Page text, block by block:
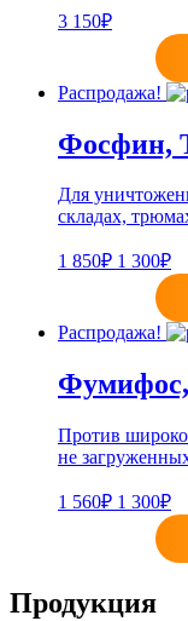
3 150₽
Распродажа!
Фосфин,
Для
складах,
1 850₽ 1 300₽
Распродажа!
Против
не
1 560₽ 1 300₽
Продукция